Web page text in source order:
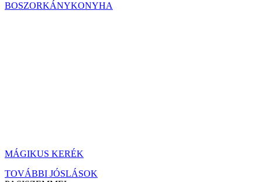
BOSZORKÁNYKONYHA
MÁGIKUS KERÉK
TOVÁBBI JÓSLÁSOK